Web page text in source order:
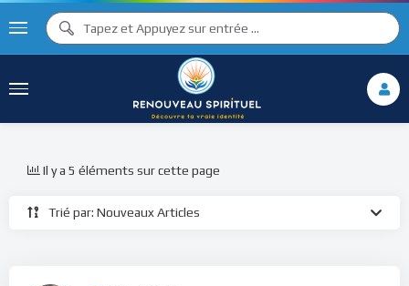
Trié par: Nouveaux Articles
Il y a 5 éléments sur cette page